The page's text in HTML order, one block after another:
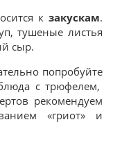
кзакускам.
тушеные листья
сыр.
попробуйте
с трюфелем,
рекомендуем
«гриот» и